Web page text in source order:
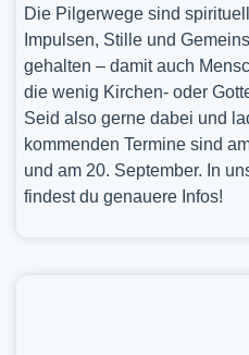
Die Pilgerwege sind
Impulsen, Stille und
gehalten – damit auch
die wenig Kirchen- oder
Seid also gerne dabei und
kommenden Termine sind
und am 20. September. In
findest du genauere Infos!